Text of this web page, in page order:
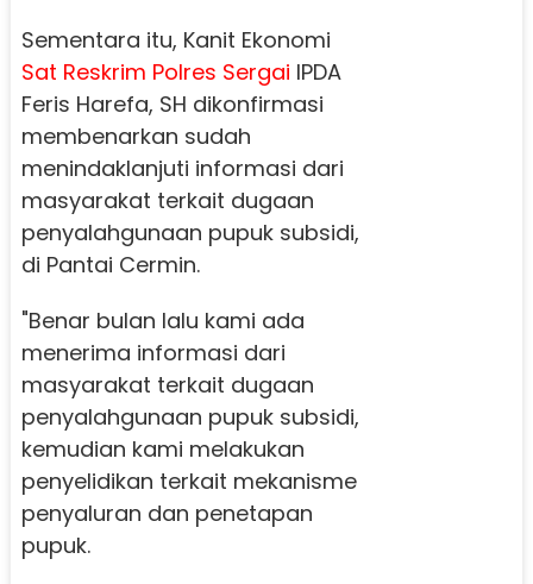
Sementara itu, Kanit Ekonomi
Sat Reskrim Polres Sergai IPDA
Feris Harefa, SH dikonfirmasi
membenarkan sudah
menindaklanjuti informasi dari
masyarakat terkait dugaan
penyalahgunaan pupuk subsidi,
di Pantai Cermin.
"Benar bulan lalu kami ada
menerima informasi dari
masyarakat terkait dugaan
penyalahgunaan pupuk subsidi,
kemudian kami melakukan
penyelidikan terkait mekanisme
penyaluran dan penetapan
pupuk.